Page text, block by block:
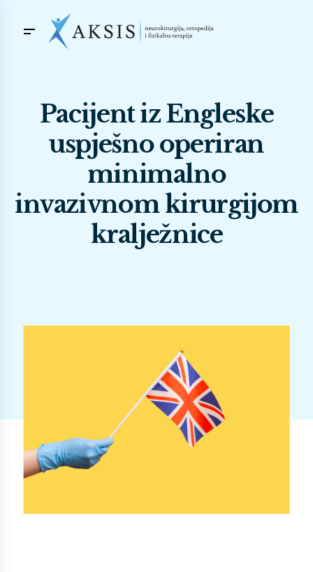
Pacijent iz Engleske
uspješno operiran
minimalno
invazivnom kirurgijom
kralježnice